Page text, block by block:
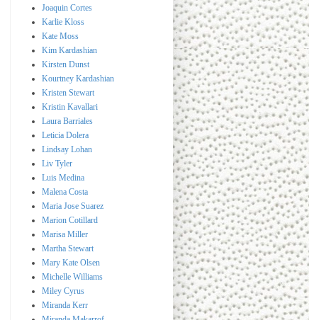
Joaquin Cortes
Karlie Kloss
Kate Moss
Kim Kardashian
Kirsten Dunst
Kourtney Kardashian
Kristen Stewart
Kristin Kavallari
Laura Barriales
Leticia Dolera
Lindsay Lohan
Liv Tyler
Luis Medina
Malena Costa
Maria Jose Suarez
Marion Cotillard
Marisa Miller
Martha Stewart
Mary Kate Olsen
Michelle Williams
Miley Cyrus
Miranda Kerr